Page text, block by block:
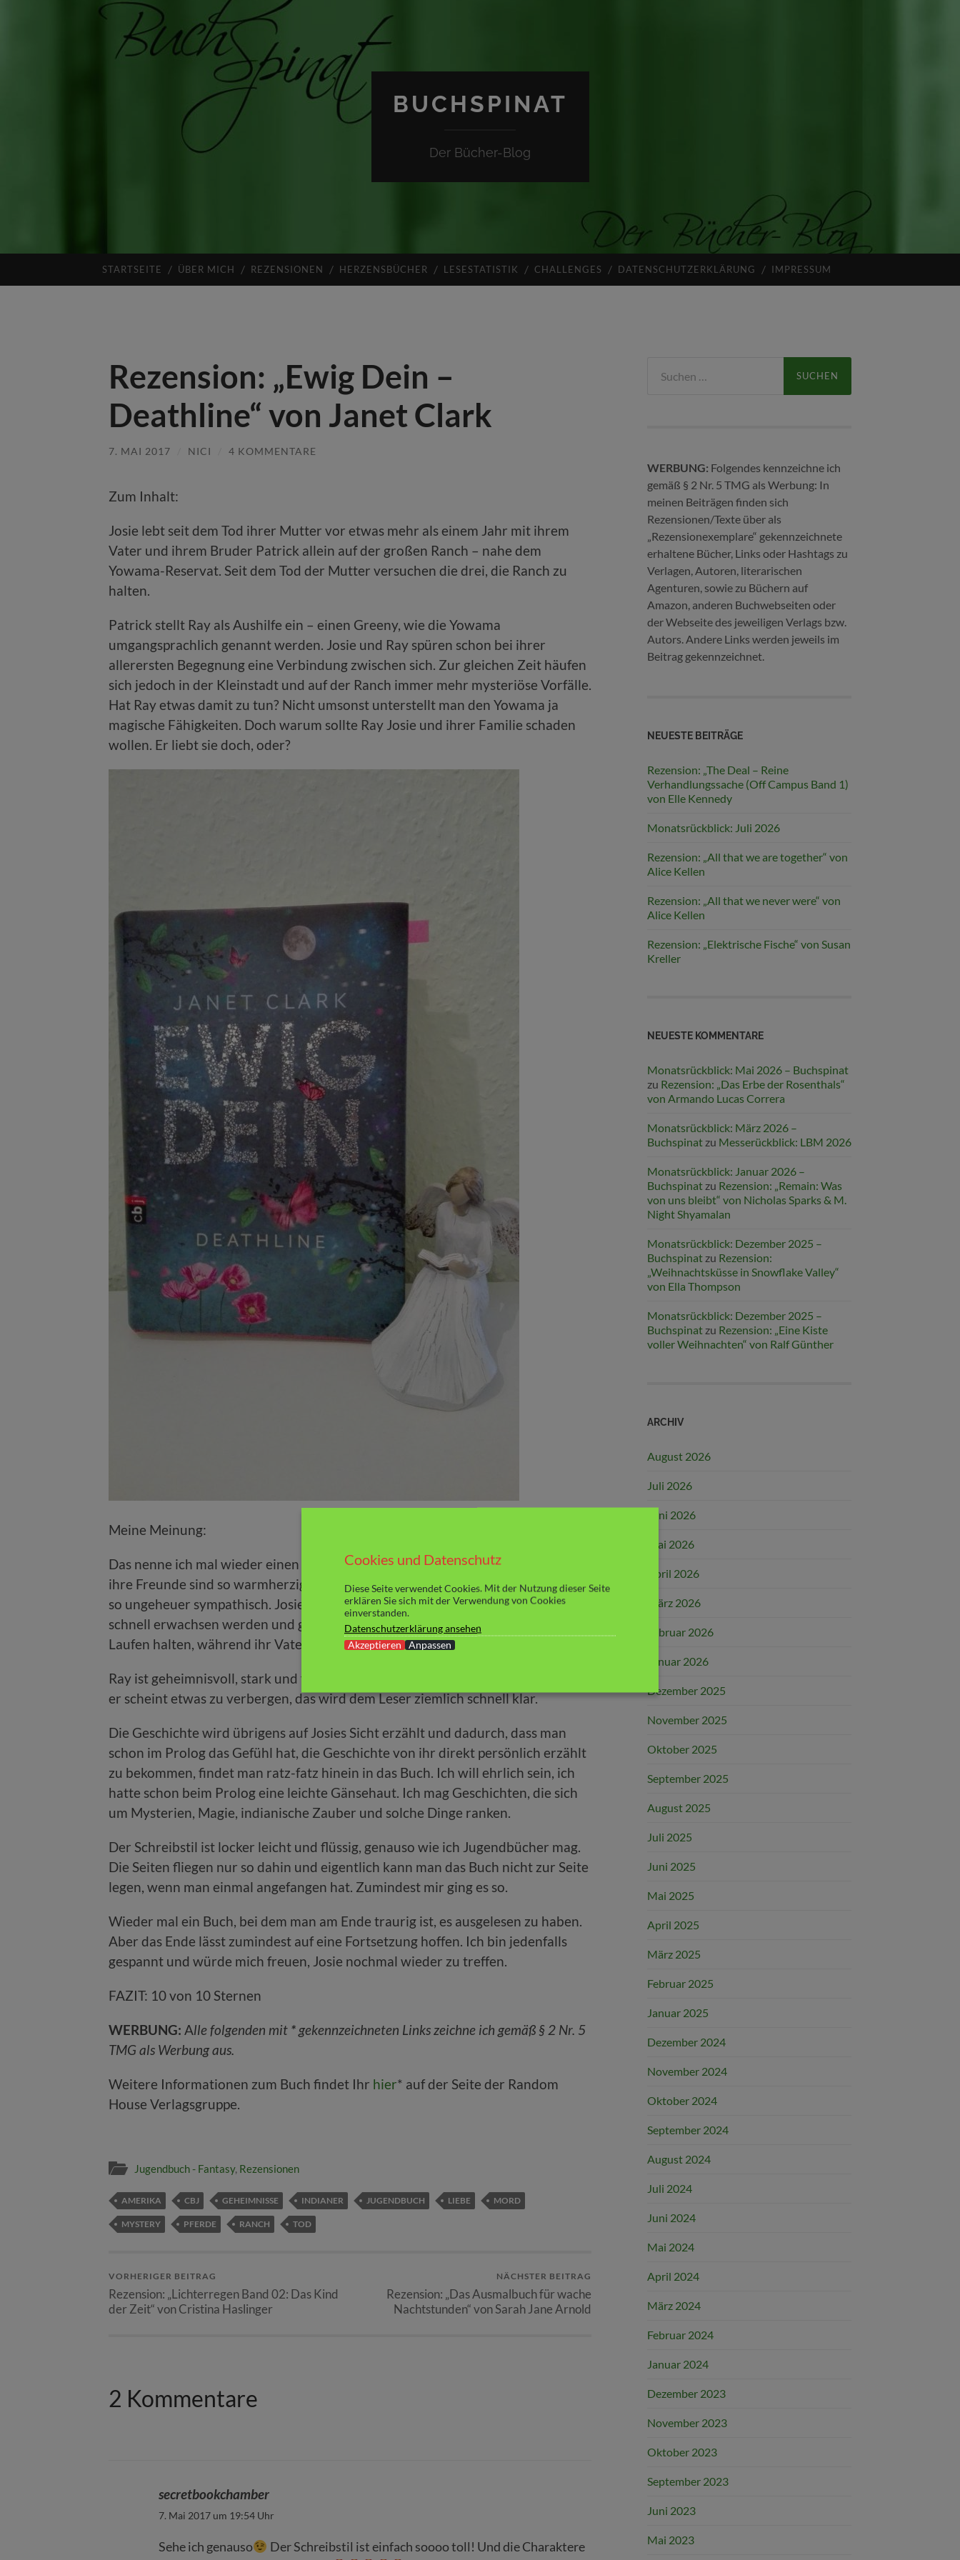
BUCHSPINAT
Der Bücher-Blog
STARTSEITE ÜBER MICH REZENSIONEN HERZENSBÜCHER LESESTATISTIK CHALLENGES DATENSCHUTZERKLÄRUNG IMPRESSUM
Rezension: „Ewig Dein –
Deathline“ von Janet Clark
7. MAI 2017 NICI 4 KOMMENTARE
Zum Inhalt:
Josie lebt seit dem Tod ihrer Mutter vor etwas mehr als einem Jahr mit ihrem
Vater und ihrem Bruder Patrick allein auf der großen Ranch – nahe dem
Yowama-Reservat. Seit dem Tod der Mutter versuchen die drei, die Ranch zu
halten.
Patrick stellt Ray als Aushilfe ein – einen Greeny, wie die Yowama
umgangsprachlich genannt werden. Josie und Ray spüren schon bei ihrer
allerersten Begegnung eine Verbindung zwischen sich. Zur gleichen Zeit häufen
sich jedoch in der Kleinstadt und auf der Ranch immer mehr mysteriöse Vorfälle.
Hat Ray etwas damit zu tun? Nicht umsonst unterstellt man den Yowama ja
magische Fähigkeiten. Doch warum sollte Ray Josie und ihrer Familie schaden
wollen. Er liebt sie doch, oder?
Meine Meinung:
Das nenne ich mal wieder einen richtig, richtig tollen Jugendroman. Josie und
ihre Freunde sind so warmherzig und immer füreinander da. Das macht sie mir
so ungeheuer sympathisch. Josie musste durch den frühen Tod ihrer Mutter
schnell erwachsen werden und gemeinsam mit ihrem Bruder die Ranch am
Laufen halten, während ihr Vater seinen Kummer im Alkohol ertränkt hat.
Ray ist geheimnisvoll, stark und für Josie da. Aber dennoch wirkt er düster und
er scheint etwas zu verbergen, das wird dem Leser ziemlich schnell klar.
Die Geschichte wird übrigens auf Josies Sicht erzählt und dadurch, dass man
schon im Prolog das Gefühl hat, die Geschichte von ihr direkt persönlich erzählt
zu bekommen, findet man ratz-fatz hinein in das Buch. Ich will ehrlich sein, ich
hatte schon beim Prolog eine leichte Gänsehaut. Ich mag Geschichten, die sich
um Mysterien, Magie, indianische Zauber und solche Dinge ranken.
Der Schreibstil ist locker leicht und flüssig, genauso wie ich Jugendbücher mag.
Die Seiten fliegen nur so dahin und eigentlich kann man das Buch nicht zur Seite
legen, wenn man einmal angefangen hat. Zumindest mir ging es so.
Wieder mal ein Buch, bei dem man am Ende traurig ist, es ausgelesen zu haben.
Aber das Ende lässt zumindest auf eine Fortsetzung hoffen. Ich bin jedenfalls
gespannt und würde mich freuen, Josie nochmal wieder zu treffen.
FAZIT: 10 von 10 Sternen
WERBUNG: Alle folgenden mit * gekennzeichneten Links zeichne ich gemäß § 2 Nr. 5
TMG als Werbung aus.
Weitere Informationen zum Buch findet Ihr hier* auf der Seite der Random
House Verlagsgruppe.
Jugendbuch - Fantasy, Rezensionen
AMERIKA CBJ GEHEIMNISSE INDIANER JUGENDBUCH LIEBE MORD
MYSTERY PFERDE RANCH TOD
VORHERIGER BEITRAG
Rezension: „Lichterregen Band 02: Das Kind
der Zeit“ von Cristina Haslinger
NÄCHSTER BEITRAG
Rezension: „Das Ausmalbuch für wache
Nachtstunden“ von Sarah Jane Arnold
2 Kommentare
secretbookchamber
7. Mai 2017 um 19:54 Uhr
Sehe ich genauso​
Der Schreibstil ist einfach soooo toll! Und die Charaktere
nach:
WERBUNG: Folgendes kennzeichne ich
gemäß § 2 Nr. 5 TMG als Werbung: In
meinen Beiträgen finden sich
Rezensionen/Texte über als
„Rezensionexemplare“ gekennzeichnete
erhaltene Bücher, Links oder Hashtags zu
Verlagen, Autoren, literarischen
Agenturen, sowie zu Büchern auf
Amazon, anderen Buchwebseiten oder
der Webseite des jeweiligen Verlags bzw.
Autors. Andere Links werden jeweils im
Beitrag gekennzeichnet.
NEUESTE BEITRÄGE
Rezension: „The Deal – Reine
Verhandlungssache (Off Campus Band 1)
von Elle Kennedy
Monatsrückblick: Juli 2026
Rezension: „All that we are together“ von
Alice Kellen
Rezension: „All that we never were“ von
Alice Kellen
Rezension: „Elektrische Fische“ von Susan
Kreller
NEUESTE KOMMENTARE
Monatsrückblick: Mai 2026 – Buchspinat
zu Rezension: „Das Erbe der Rosenthals“
von Armando Lucas Correra
Monatsrückblick: März 2026 –
Buchspinat zu Messerückblick: LBM 2026
Monatsrückblick: Januar 2026 –
Buchspinat zu Rezension: „Remain: Was
von uns bleibt“ von Nicholas Sparks & M.
Night Shyamalan
Monatsrückblick: Dezember 2025 –
Buchspinat zu Rezension:
„Weihnachtsküsse in Snowflake Valley“
von Ella Thompson
Monatsrückblick: Dezember 2025 –
Buchspinat zu Rezension: „Eine Kiste
voller Weihnachten“ von Ralf Günther
ARCHIV
August 2026
Juli 2026
Juni 2026
Mai 2026
April 2026
März 2026
Februar 2026
Januar 2026
Dezember 2025
November 2025
Oktober 2025
September 2025
August 2025
Juli 2025
Juni 2025
Mai 2025
April 2025
März 2025
Februar 2025
Januar 2025
Dezember 2024
November 2024
Oktober 2024
September 2024
August 2024
Juli 2024
Juni 2024
Mai 2024
April 2024
März 2024
Februar 2024
Januar 2024
Dezember 2023
November 2023
Oktober 2023
September 2023
Juni 2023
Mai 2023
Cookies und Datenschutz
Diese Seite verwendet Cookies. Mit der Nutzung dieser Seite
erklären Sie sich mit der Verwendung von Cookies
einverstanden.
Datenschutzerklärung ansehen
Akzeptieren
Anpassen